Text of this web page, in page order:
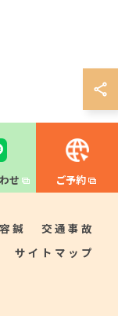
せ ご予約
鍼
交通事故
サイトマップ